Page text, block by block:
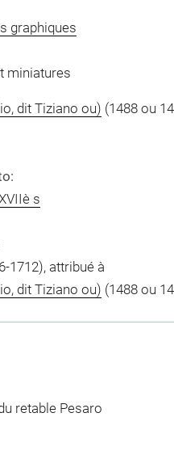
graphiques
miniatures
dit Tiziano ou) (1488 ou
s
1712), attribué à
dit Tiziano ou) (1488 ou
retable Pesaro